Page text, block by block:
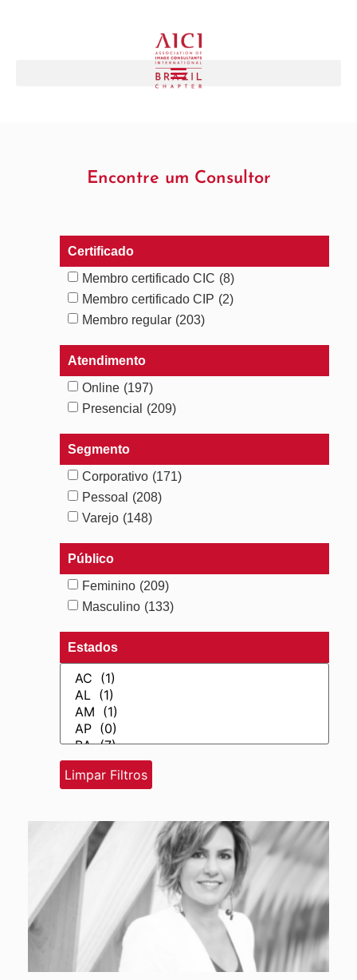
Encontre um Consultor
Certificado
Membro certificado CIC (8)
Membro certificado CIP (2)
Membro regular (203)
Atendimento
Online (197)
Presencial
(209)
Segmento
Corporativo (171)
Pessoal
(208)
Varejo (148)
Público
Feminino (209)
Masculino (133)
Estados